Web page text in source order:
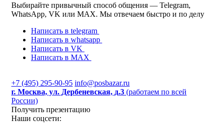
Выбирайте привычный способ общения — Telegram,
WhatsApp, VK или MAX. Мы отвечаем быстро и по делу
Написать в telegram
Написать в whatsapp
Написать в VK
Написать в MAX
+7 (495) 295-90-95 info@posbazar.ru
г. Москва, ул. Дербеневская, д.3 (работаем по всей
России)
Получить презентацию
Наши соцсети: